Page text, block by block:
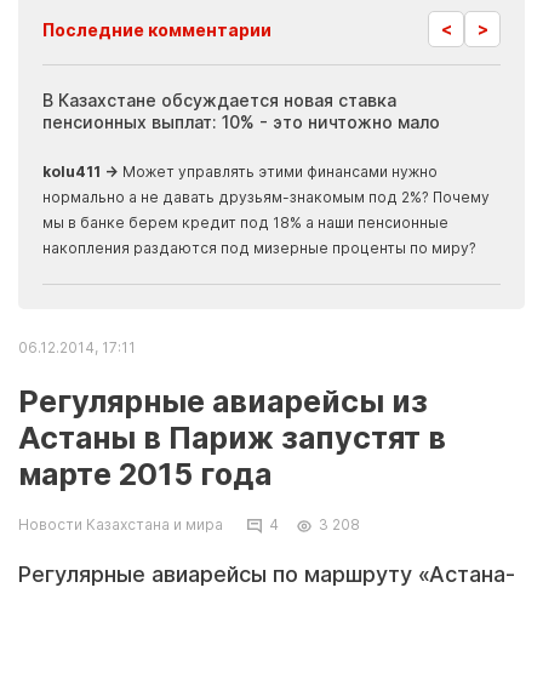
Последние комментарии < >
В Казахстане обсуждается новая ставка
пенсионных выплат: 10% - это ничтожно мало
kolu411 → Может управлять этими финансами нужно
нормально а не давать друзьям-знакомым под 2%? Почему
мы в банке берем кредит под 18% а наши пенсионные
накопления раздаются под мизерные проценты по миру?
06.12.2014, 17:11
Регулярные авиарейсы из
Астаны в Париж запустят в
марте 2015 года
Новости Казахстана и мира 4 3 208
Регулярные авиарейсы по маршруту «Астана-